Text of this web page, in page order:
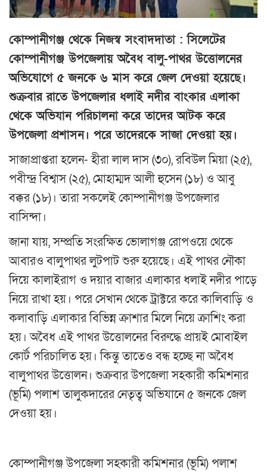
কোম্পানীগঞ্জ থেকে নিজস্ব সংবাদদাতা : সিলেটের
কোম্পানীগঞ্জ উপজেলায় অবৈধ বালু-পাথর উত্তোলনের
অভিযোগে ৫ জনকে ৬ মাস করে জেল দেওয়া হয়েছে।
শুক্রবার রাতে উপজেলার ধলাই নদীর বাংকার এলাকা
থেকে অভিযান পরিচালনা করে তাদের আটক করে
উপজেলা প্রশাসন। পরে তাদেরকে সাজা দেওয়া হয়।
সাজাপ্রাপ্তরা হলেন- হীরা লাল দাস (৩০), রবিউল মিয়া (২৫),
পবীন্দ্র বিশ্বাস (২৫), মোহাম্মদ আলী হুসেন (১৮) ও আবু
বক্কর (১৮)। তারা সকলেই কোম্পানীগঞ্জ উপজেলার
বাসিন্দা।
জানা যায়, সম্প্রতি সংরক্ষিত ভোলাগঞ্জ রোপওয়ে থেকে
আবারও বালুপাথর লুটপাট শুরু হয়েছে। এই পাথর নৌকা
দিয়ে কালাইরাগ ও দয়ার বাজার এলাকার ধলাই নদীর পাড়ে
নিয়ে রাখা হয়। পরে সেখান থেকে ট্রাক্টরে করে কালিবাড়ি ও
কলাবাড়ি এলাকার বিভিন্ন ক্রাশার মিলে নিয়ে ক্রাশিং করা
হয়। অবৈধ এই পাথর উত্তোলনের বিরুদ্ধে প্রায়ই মোবাইল
কোর্ট পরিচালিত হয়। কিন্তু তাতেও বন্ধ হচ্ছে না অবৈধ
বালুপাথর উত্তোলন। শুক্রবার উপজেলা সহকারী কমিশনার
(ভূমি) পলাশ তালুকদারের নেতৃত্ব অভিযানে ৫ জনকে জেল
দেওয়া হয়।
কোম্পানীগঞ্জ উপজেলা সহকারী কমিশনার (ভূমি) পলাশ